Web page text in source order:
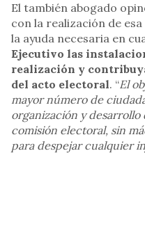
El también abogado
con la realización de
la ayuda necesaria en
Ejecutivo las
realización y
del acto electoral. “El
mayor número de
organización y desarrollo
comisión electoral, sin
para despejar cualquier